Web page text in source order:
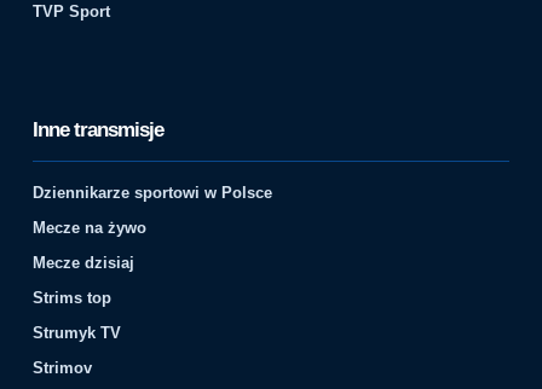
TVP Sport
Inne transmisje
Dziennikarze sportowi w Polsce
Mecze na żywo
Mecze dzisiaj
Strims top
Strumyk TV
Strimov